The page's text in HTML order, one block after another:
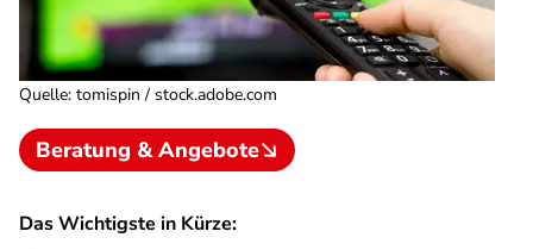
Quelle: tomispin / stock.adobe.com
Beratung & Angebote
Das Wichtigste in Kürze: